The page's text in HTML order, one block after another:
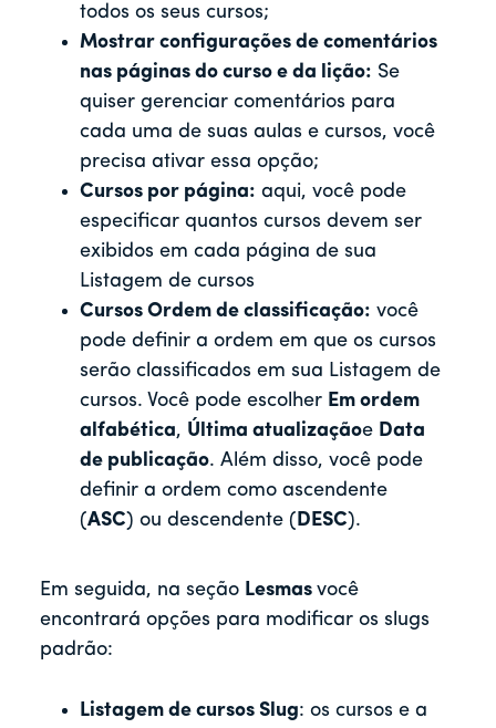
todos os seus cursos;
Mostrar configurações de comentários
nas páginas do curso e da lição: Se
quiser gerenciar comentários para
cada uma de suas aulas e cursos, você
precisa ativar essa opção;
Cursos por página: aqui, você pode
especificar quantos cursos devem ser
exibidos em cada página de sua
Listagem de cursos
Cursos Ordem de classificação: você
pode definir a ordem em que os cursos
serão classificados em sua Listagem de
cursos. Você pode escolher Em ordem
alfabética, Última atualizaçãoe Data
de publicação. Além disso, você pode
definir a ordem como ascendente
(ASC) ou descendente (DESC).
Em seguida, na seção Lesmas você
encontrará opções para modificar os slugs
padrão:
Listagem de cursos Slug: os cursos e a